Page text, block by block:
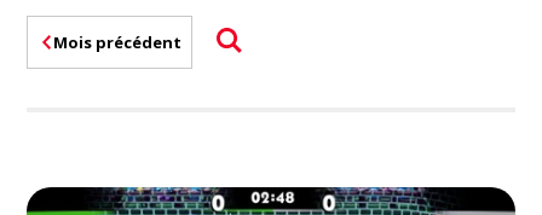
Mois précédent